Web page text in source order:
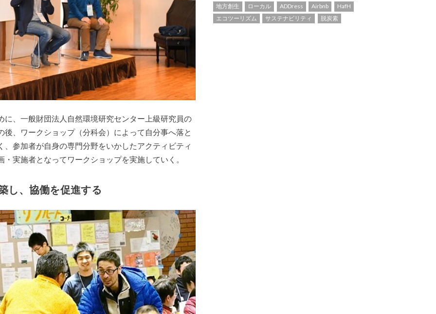
、一般財団法人自然環境研究センター上級研究員の
、ワークショップ（分科会）によって自分事へ落と
参加者が自身の専門分野をいかしたアクティビティ
実施者となってワークショップを実施していく。
し、協働を促進する
地方創生
ローカル ADDress Airbnb
HafH
エコツーリズム
サステナビリティ 脱炭素